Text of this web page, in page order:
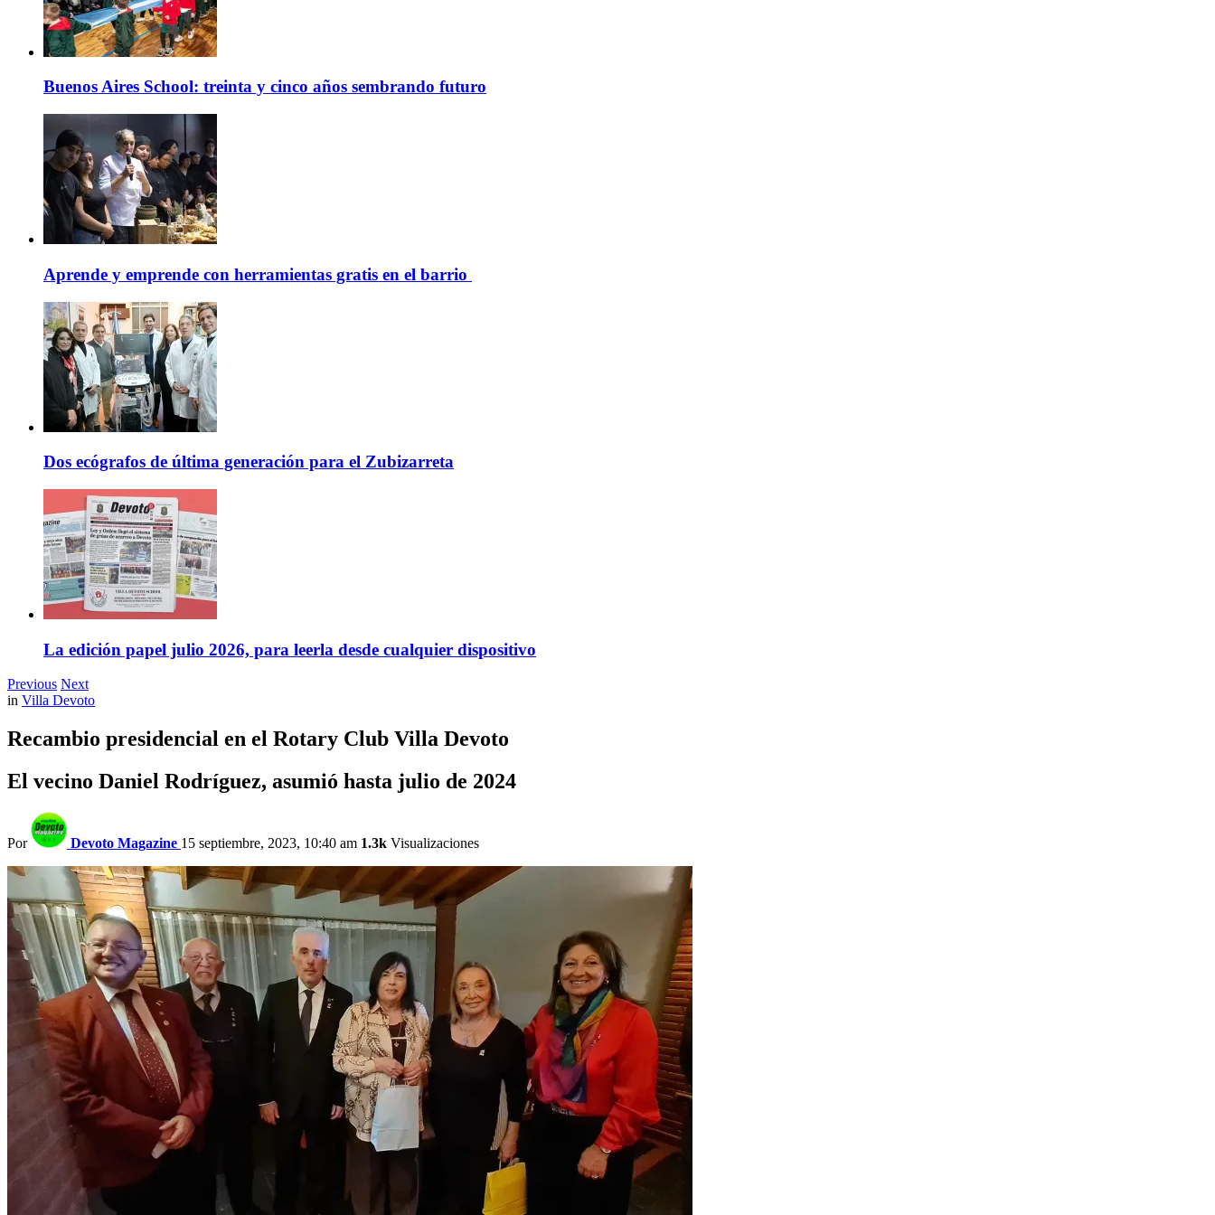
Buenos Aires School: treinta y cinco años sembrando futuro
Aprende y emprende con herramientas gratis en el barrio
Dos ecógrafos de última generación para el Zubizarreta
La edición papel julio 2026, para leerla desde cualquier dispositivo
Previous Next
in Villa Devoto
Recambio presidencial en el Rotary Club Villa Devoto
El vecino Daniel Rodríguez, asumió hasta julio de 2024
Por Devoto Magazine 15 septiembre, 2023, 10:40 am 1.3k Visualizaciones